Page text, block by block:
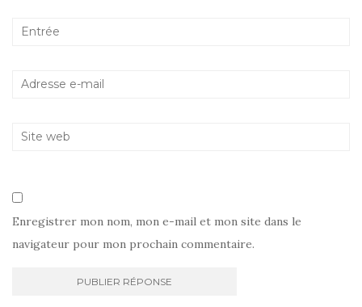
Enregistrer mon nom, mon e-mail et mon site dans le
navigateur pour mon prochain commentaire.